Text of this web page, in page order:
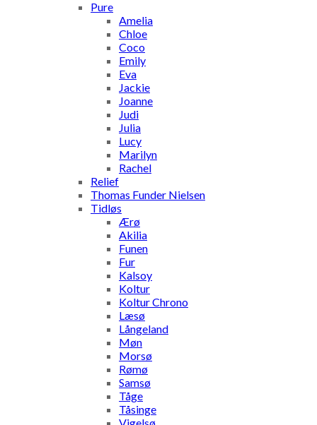
Pure
Amelia
Chloe
Coco
Emily
Eva
Jackie
Joanne
Judi
Julia
Lucy
Marilyn
Rachel
Relief
Thomas Funder Nielsen
Tidløs
Ærø
Akilia
Funen
Fur
Kalsoy
Koltur
Koltur Chrono
Læsø
Långeland
Møn
Morsø
Rømø
Samsø
Tåge
Tåsinge